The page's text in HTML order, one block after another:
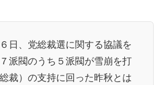
日、党総裁選に関する協議を
派閥のうち５派閥が雪崩を打
裁）の支持に回った昨秋とは